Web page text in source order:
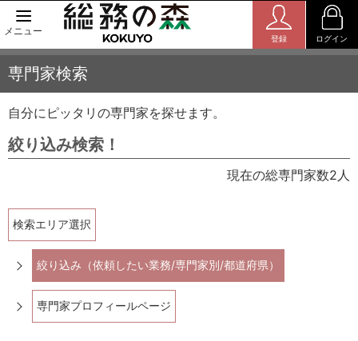
メニュー
登録 ログイン
専門家検索
自分にピッタリの専門家を探せます。
絞り込み検索！
現在の総専門家数2人
検索エリア選択
絞り込み（依頼したい業務/専門家別/都道府県）
専門家プロフィールページ